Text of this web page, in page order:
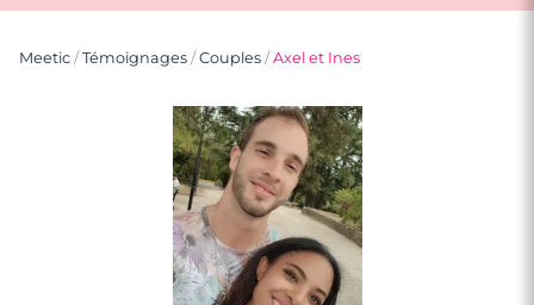
Meetic /Témoignages /Couples /Axel et Ines